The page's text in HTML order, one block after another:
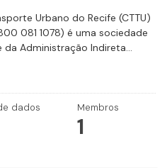
Urbano do Recife (CTTU)
081 1078) é uma sociedade
Administração Indireta...
dados Membros
1